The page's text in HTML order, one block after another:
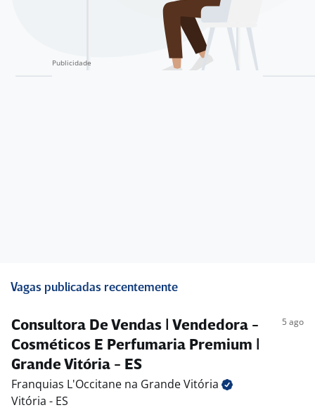
Vagas publicadas recentemente
Consultora De Vendas | Vendedora -
Cosméticos E Perfumaria Premium |
Grande Vitória - ES
5 ago
Franquias L'Occitane na GrandeVitória
Vitória - ES